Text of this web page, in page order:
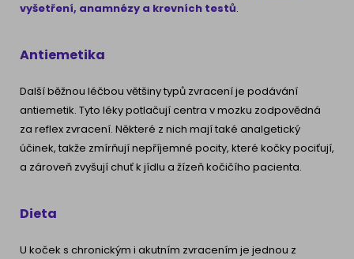
vyšetření, anamnézy a krevních testů.
Antiemetika
Další běžnou léčbou většiny typů zvracení je podávání
antiemetik. Tyto léky potlačují centra v mozku zodpovědná
za reflex zvracení. Některé z nich mají také analgetický
účinek, takže zmírňují nepříjemné pocity, které kočky pociťují,
a zároveň zvyšují chuť k jídlu a žízeň kočičího pacienta.
Dieta
U koček s chronickým i akutním zvracením je jednou z